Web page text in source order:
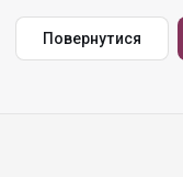
Повернутися